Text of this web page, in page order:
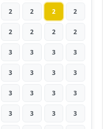
2 2 2 2
2 2 2 2
3 3 3 3
3 3 3 3
3 3 3 3
3 3 3 3